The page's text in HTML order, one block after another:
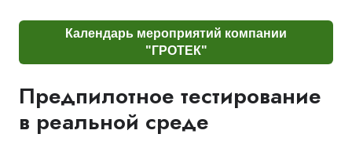
Календарь мероприятий компании
"ГРОТЕК"
Предпилотное тестирование
в реальной среде